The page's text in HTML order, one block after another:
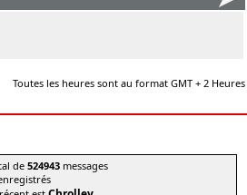
Toutes les heures sont au format GMT + 2 Heures
de524943 messages